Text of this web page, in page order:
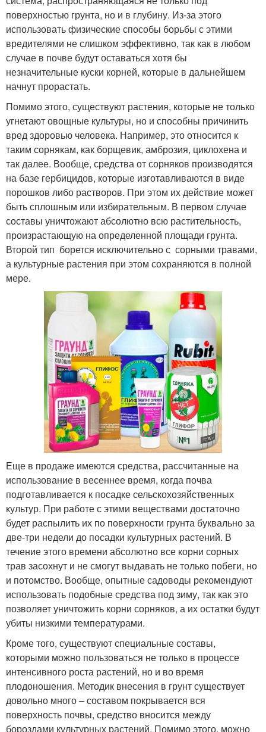
поверхностью грунта, но и в глубину. Из-за этого
использовать физические способы борьбы с этими
вредителями не слишком эффективно, так как в любом
случае в почве будут оставаться хотя бы
незначительные куски корней, которые в дальнейшем
начнут прорастать.
Помимо этого, существуют растения, которые не только
угнетают овощные культуры, но и способны причинить
вред здоровью человека. Например, это относится к
таким сорнякам, как борщевик, амброзия, циклохена и
так далее. Вообще, средства от сорняков производятся
на базе гербицидов, которые изготавливаются в виде
порошков либо растворов. При этом их действие может
быть сплошным или избирательным. В первом случае
составы уничтожают абсолютно всю растительность,
произрастающую на определенной площади грунта.
Второй тип борется исключительно с сорными травами,
а культурные растения при этом сохраняются в полной
мере.
Еще в продаже имеются средства, рассчитанные на
использование в весеннее время, когда почва
подготавливается к посадке сельскохозяйственных
культур. При работе с этими веществами достаточно
будет распылить их по поверхности грунта буквально за
две-три недели до посадки культурных растений. В
течение этого времени абсолютно все корни сорных
трав засохнут и не смогут выдавать не только побеги, но
и потомство. Вообще, опытные садоводы рекомендуют
использовать подобные средства под зиму, так как это
позволяет уничтожить корни сорняков, а их остатки будут
убиты низкими температурами.
Кроме того, существуют специальные составы,
которыми можно пользоваться не только в процессе
интенсивного роста растений, но и во время
плодоношения. Методик внесения в грунт существует
довольно много – составом покрывается вся
поверхность почвы, средство вносится между
бороздами культурных растений. Помимо этого, можно